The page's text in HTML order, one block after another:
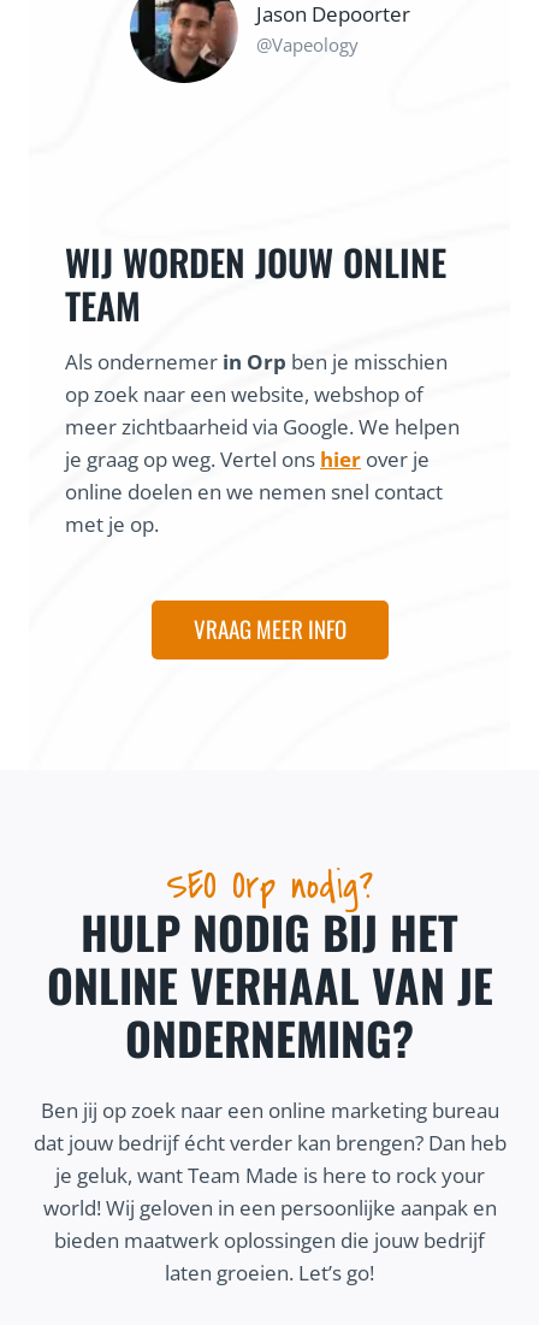
Jason Depoorter
@Vapeology
WIJ WORDEN JOUW ONLINE
TEAM
Als ondernemer in Orp ben je misschien
op zoek naar een website, webshop of
meer zichtbaarheid via Google. We helpen
je graag op weg. Vertel ons hier over je
online doelen en we nemen snel contact
met je op.
VRAAG MEER INFO
SEO Orp nodig?
HULP NODIG BIJ HET
ONLINE VERHAAL VAN JE
ONDERNEMING?
Ben jij op zoek naar een online marketing bureau
dat jouw bedrijf écht verder kan brengen? Dan heb
je geluk, want Team Made is here to rock your
world! Wij geloven in een persoonlijke aanpak en
bieden maatwerk oplossingen die jouw bedrijf
laten groeien. Let’s go!